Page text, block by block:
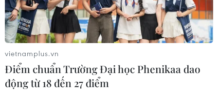
vietnamplus.vn
Điểm chuẩn Trường Đại học Phenikaa dao
động từ 18 đến 27 điểm